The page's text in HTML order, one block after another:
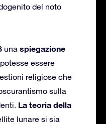
del noto
una spiegazione
essere
religiose che
sulla
La teoria della
lunare si sia